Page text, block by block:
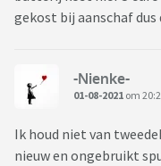
gekost bij aanschaf dus
-Nienke-
01-08-2021 om
Ik houd niet van
nieuw en ongebruikt